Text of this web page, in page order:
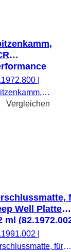
PP
mit
Vergleichen
Well Platte
ml
79 x 121
transparent
für